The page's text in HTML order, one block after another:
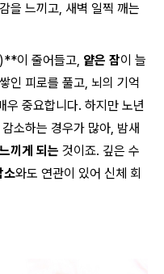
을 느끼고, 새벽 일찍 깨는
이 줄어들고, 얕은 잠이 늘
인 피로를 풀고, 뇌의 기억
우 중요합니다. 하지만 노년
소하는 경우가 많아, 밤새
끼게 되는 것이죠. 깊은 수
소와도 연관이 있어 신체 회